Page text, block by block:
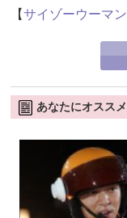
【サイゾーウーマン
あなたにオススメ